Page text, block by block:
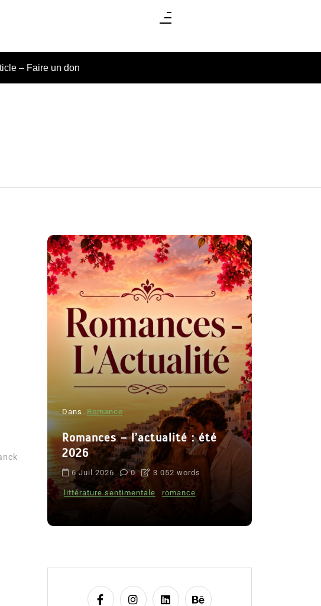
– Faire un don
Dans Romance
Romances – l’actualité : été
2026
6 Juil 2026 0 3 052 words
littérature sentimentale romance